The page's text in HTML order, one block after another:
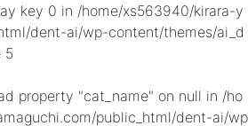
i
o
key 0 in /home/xs563940/kirara-y
dent-ai/wp-content/themes/ai_d
5
property "cat_name" on null in /ho
public_html/dent-ai/wp